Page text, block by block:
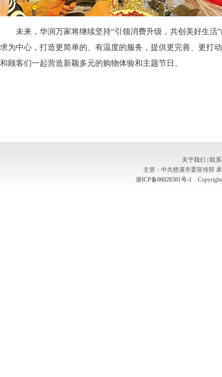
未来，华润万家将继续坚持“引领消费升级，共创美好生活”
求为中心，打造更简单的、有温度的服务，提供更完善、更打
和顾客们一起营造新颖多元的购物体验和主题节日。
关于我们
联
主管：中共慈溪市委宣传部
浙ICP备06028381号-1